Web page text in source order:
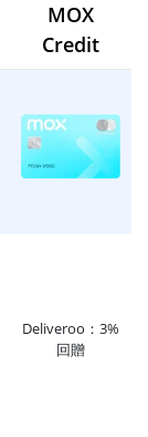
MOX
Credit
Deliveroo：3%
回贈